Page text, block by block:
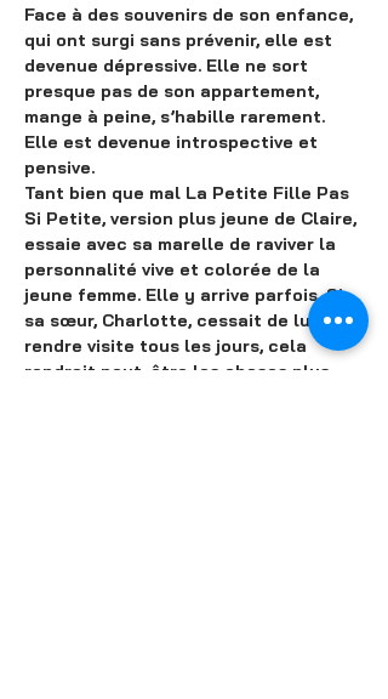
Face à des souvenirs de son enfance,
qui ont surgi sans prévenir, elle est
devenue dépressive. Elle ne sort
presque pas de son appartement,
mange à peine, s’habille rarement.
Elle est devenue introspective et
pensive.
Tant bien que mal La Petite Fille Pas
Si Petite, version plus jeune de Claire,
essaie avec sa marelle de raviver la
personnalité vive et colorée de la
jeune femme. Elle y arrive parfois. Si
sa sœur, Charlotte, cessait de lui
rendre visite tous les jours, cela
rendrait peut-être les choses plus